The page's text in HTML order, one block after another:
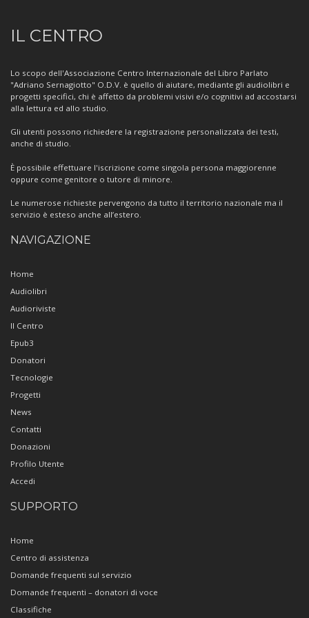
Informazioni
sul
Centro
IL CENTRO
Lo scopo dell'Associazione Centro Internazionale del Libro Parlato
"Adriano Sernagiotto" O.D.V. è quello di aiutare, mediante gli audiolibri e
progetti specifici, chi è affetto da problemi visivi e/o cognitivi ad accostarsi
alla lettura ed allo studio.
Gli utenti possono richiedere la registrazione personalizzata dei testi,
anche di studio.
È possibile effettuare l'iscrizione come singola persona maggiorenne
oppure come genitore o tutore di minore.
Le numerose richieste pervengono da tutto il territorio nazionale ma il
servizio è esteso anche all’estero.
NAVIGAZIONE
Home
Audiolibri
Audioriviste
Il Centro
Epub3
Donatori
Tecnologie
Progetti
News
Contatti
Donazioni
Profilo Utente
Accedi
SUPPORTO
Home
Centro di assistenza
Domande frequenti sul servizio
Domande frequenti – donatori di voce
Classifiche